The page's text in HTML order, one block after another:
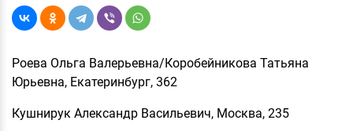
Роева Ольга Валерьевна/Коробейникова Татьяна
Юрьевна, Екатеринбург, 362
Кушнирук Александр Васильевич, Москва, 235